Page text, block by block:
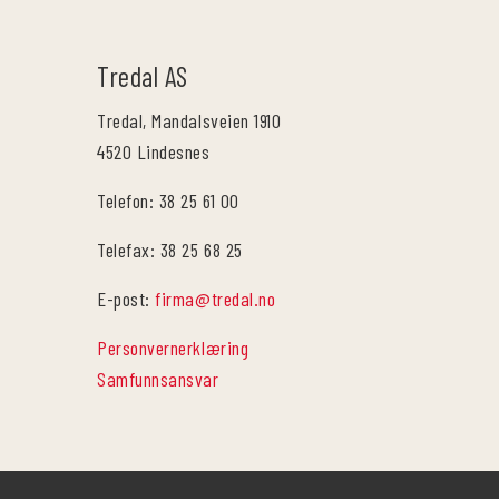
Tredal AS
Tredal, Mandalsveien 1910
4520 Lindesnes
Telefon: 38 25 61 00
Telefax: 38 25 68 25
E-post:firma@tredal.no
Personvernerklæring
Samfunnsansvar